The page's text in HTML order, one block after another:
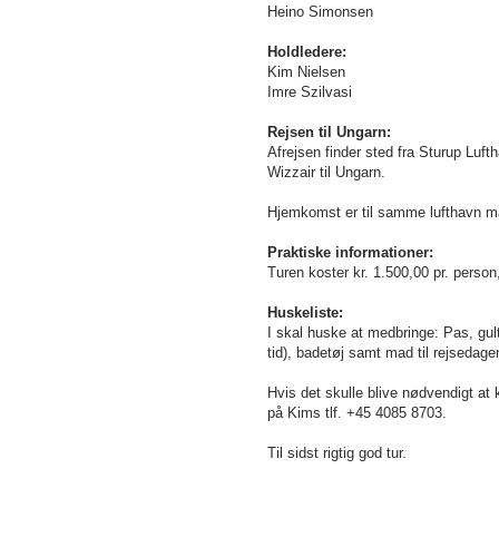
Heino Simonsen
Holdledere:
Kim Nielsen
Imre Szilvasi
Rejsen til Ungarn:
Afrejsen finder sted fra Sturup
Wizzair til Ungarn.
Hjem komst er til samme lufthavn
Praktiske informationer:
Turen koster kr. 1.500,00 pr.
Huskeliste:
I skal huske at medbringe: Pas,
tid), badetøj samt mad til
Hvis det skulle blive nødvendigt
på Kims tlf. +45 4085 8703.
Til sidst rigtig god tur.